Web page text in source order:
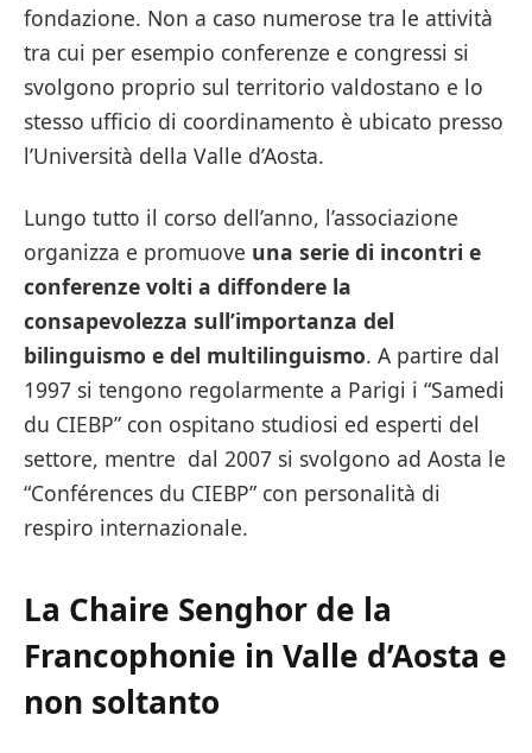
fondazione. Non a caso numerose tra le attività
tra cui per esempio conferenze e congressi si
svolgono proprio sul territorio valdostano e lo
stesso ufficio di coordinamento è ubicato presso
l’Università della Valle d’Aosta.
Lungo tutto il corso dell’anno, l’associazione
organizza e promuove una serie di incontri e
conferenze volti a diffondere la
consapevolezza sull’importanza del
bilinguismo e del multilinguismo. A partire dal
1997 si tengono regolarmente a Parigi i “Samedi
du CIEBP” con ospitano studiosi ed esperti del
settore, mentre dal 2007 si svolgono ad Aosta le
“Conférences du CIEBP” con personalità di
respiro internazionale.
La Chaire Senghor de la
Francophonie in Valle d’Aosta e
non soltanto